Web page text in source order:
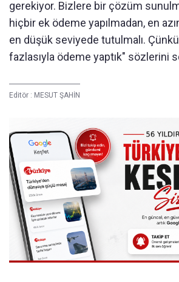
gerekiyor. Bizlere bir çözüm
hiçbir ek ödeme yapılmadan, en
en düşük seviyede tutulmalı.
fazlasıyla ödeme yaptık" sözlerini
Editör : MESUT ŞAHİN